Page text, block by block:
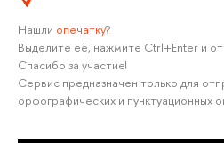
Нашли опечатку?
Выделите её, нажмите Ctrl+Enter и
Спасибо за участие!
Сервис предназначен только для
орфографических и пунктуационных